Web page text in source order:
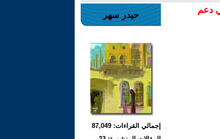
دعم
حيدر سهر
إجمالي القراءات: 87,049